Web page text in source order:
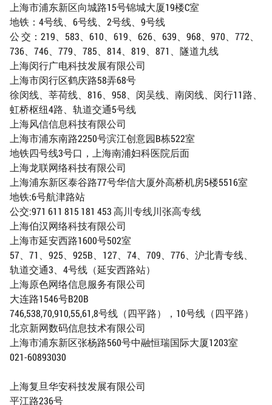
上海市浦东新区向城路15号锦城大厦19楼C室
地铁：4号线、6号线、2号线、9号线
公 交：219、583、610、619、626、639、968、970、772、
736、746、779、785、814、819、871、隧道九线
上海闵行广电科技发展有限公司
上海市闵行区鹤庆路58弄68号
徐闵线、莘荷线、816、958、闵吴线、南闵线、闵行11路、
虹桥枢纽4路、轨道交通5号线
上海风信信息科技有限公司
上海市浦东南路2250号滨江创意园B栋522室
地铁四号线3号口，上海南浦妇科医院后面
上海龙联网络科技有限公司
上海浦东新区泰谷路77号华信大厦外高桥机房5楼5516室
地铁:6号航津路站
公交:971 611 815 181 453 高川专线川张高专线
上海伯汉网络科技有限公司
上海市延安西路1600号502室
57、71、925、925B、127、74、709、776、沪北青专线、
轨道交通3、4号线（延安西路站）
上海原色网络信息服务有限公司
大连路1546号B20B
746,538,70,910,55,61,8号线（四平路），10号线（四平路）
北京新网数码信息技术有限公司
上海市浦东新区张杨路560号中融恒瑞国际大厦1203室
021-60893030
上海复旦华安科技发展有限公司
平江路236号